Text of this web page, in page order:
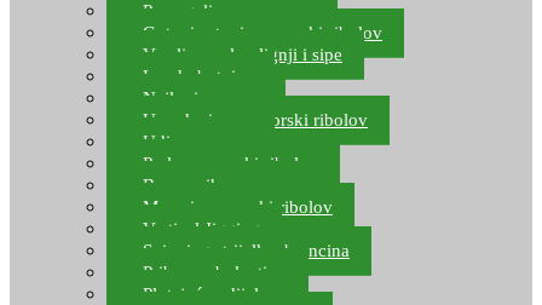
Parangali
Gotovi setovi za morski ribolov
Varalice za lov lignji i sipe
Lov hobotnice
Najloni za more
Upredenice za morski ribolov
Udice za more
Perle za morski ribolov
Brum prihrana za more
Mamci za morski ribolov
Vertical Jigging
Spinning strijelke, brancina
Pribor za bolentino
Plutajuća odijela